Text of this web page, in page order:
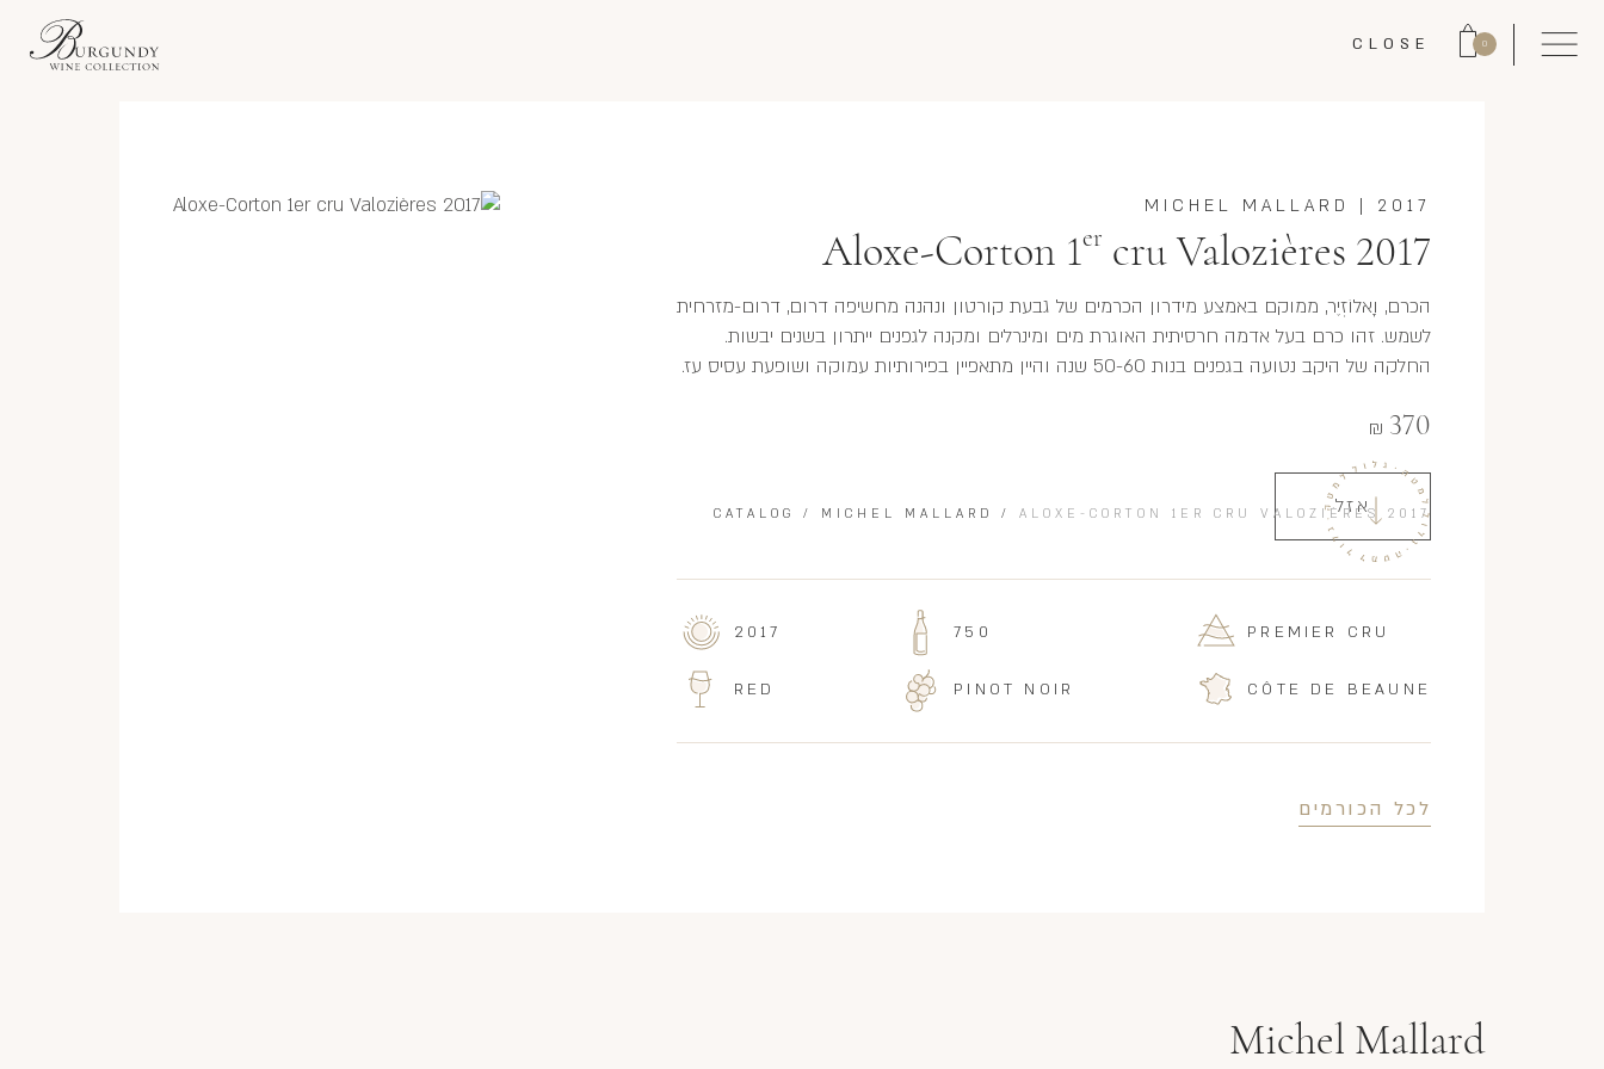
0
CLOSE
CATALOG / MICHEL MALLARD / ALOXE-CORTON 1ER CRU VALOZIÈRES 2017
2017
|
MICHEL MALLARD
Aloxe-Corton 1er cru Valozières 2017
הכרם, וָאלוֹזְיֶר, ממוקם באמצע מידרון הכרמים של גבעת קורטון ונהנה מחשיפה דרום, דרום-מזרחית
לשמש. זהו כרם בעל אדמה חרסיתית האוגרת מים ומינרלים ומקנה לגפנים ייתרון בשנים יבשות.
החלקה של היקב נטועה בגפנים בנות 50-60 שנה והיין מתאפיין בפירותיות עמוקה ושופעת עסיס עז.
370
₪
אזל
2017
RED
750
PINOT NOIR
PREMIER CRU
CÔTE DE BEAUNE
לכל הכורמים
Michel Mallard